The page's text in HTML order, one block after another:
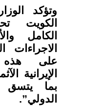
وتؤكد
الكويت
الكامل
الاجراءات
على هذه
الإيرانية
بما يتسق
الدولي”.